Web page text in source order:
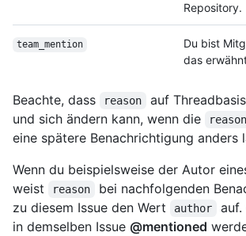
Repository.
team_mention
Du bist
das
Beachte, dass reason
auf
und sich ändern kann, wenn die
reason
eine spätere Benachrichtigung anders
Wenn du beispielsweise der Autor
weist
reason
bei nachfolgenden
zu diesem Issue den Wert
author
auf.
in demselben Issue @mentioned